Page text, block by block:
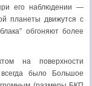
его наблюдении —
планеты движутся с
обгоняют более
на поверхности
было Большое